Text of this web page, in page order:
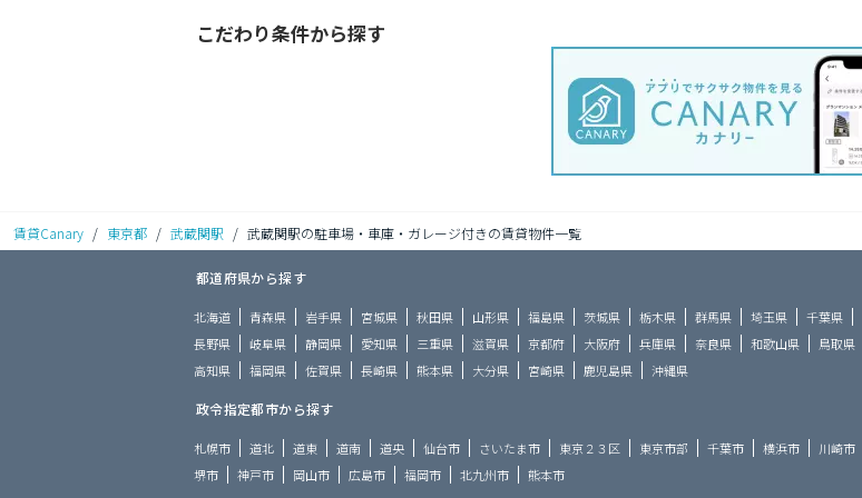
こだわり条件から探す
賃貸Canary / 東京都 / 武蔵関駅 / 武蔵関駅の駐車場・車庫・ガレージ付きの賃貸物件一覧
都道府県から探す
北海道 青森県 岩手県 宮城県 秋田県 山形県 福島県 茨城県 栃木県 群馬県 埼玉県 千葉県
長野県
岐阜県 静岡県 愛知県 三重県 滋賀県 京都府 大阪府 兵庫県 奈良県 和歌山県 鳥取県
高知県
福岡県 佐賀県 長崎県 熊本県 大分県 宮崎県 鹿児島県 沖縄県
政令指定都市から探す
札幌市 道北 道東 道南 道央 仙台市 さいたま市 東京２３区 東京市部 千葉市 横浜市 川崎市
堺市
神戸市 岡山市 広島市 福岡市 北九州市 熊本市